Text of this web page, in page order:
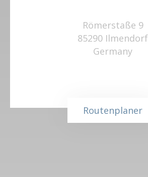
Römerstaße 9
85290 Ilmendorf
Germany
Routenplaner